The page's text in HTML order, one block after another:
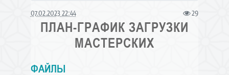
07.02.2023 22:44 29
ПЛАН-ГРАФИК ЗАГРУЗКИ
МАСТЕРСКИХ
ФАЙЛЫ